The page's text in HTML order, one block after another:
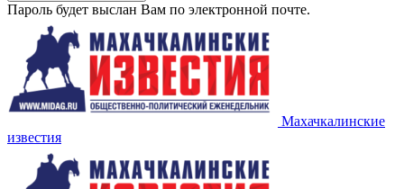
Пароль будет выслан Вам по электронной почте.
Махачкалинские
известия